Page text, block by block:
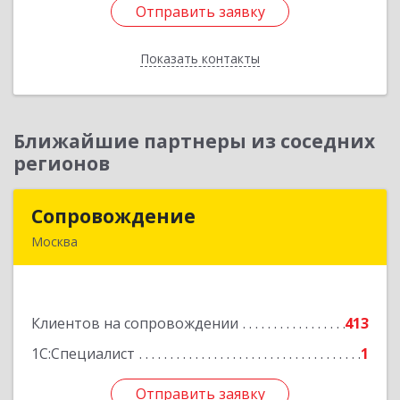
Отправить заявку
Показать контакты
Отправить заявку
Назад
Ближайшие партнеры из соседних
регионов
Сопровождение
Москва
Клиентов на сопровождении
413
1С:Специалист
1
Отправить заявку
Подробнее
Отправить заявку